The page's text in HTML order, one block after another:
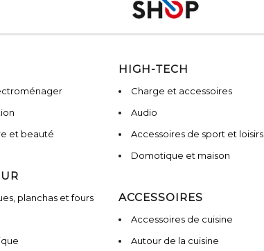
et beauté
planchas et fours
HIGH-TECH
Charge et accessoires
Audio
Accessoires de sport et loisirs
Domotique et maison
ACCESSOIRES
Accessoires de cuisine
Autour de la cuisine